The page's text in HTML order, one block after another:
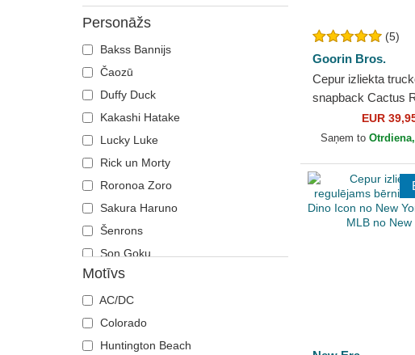
Red Bull Racing
Valentino Rossi VR46
Vancouver Grizzlies
Personāžs
Bakss Bannijs
Čaozū
Duffy Duck
Kakashi Hatake
Lucky Luke
Rick un Morty
Roronoa Zoro
Sakura Haruno
Šenrons
Son Goku
Targaryen nams
Tēvs Smurfs
Tom
Trunks
Motīvs
AC/DC
Colorado
Huntington Beach
(5)
Goorin Bros.
Cepur izliekta
snapback Cactus
The Farm no
EUR
Saņem to